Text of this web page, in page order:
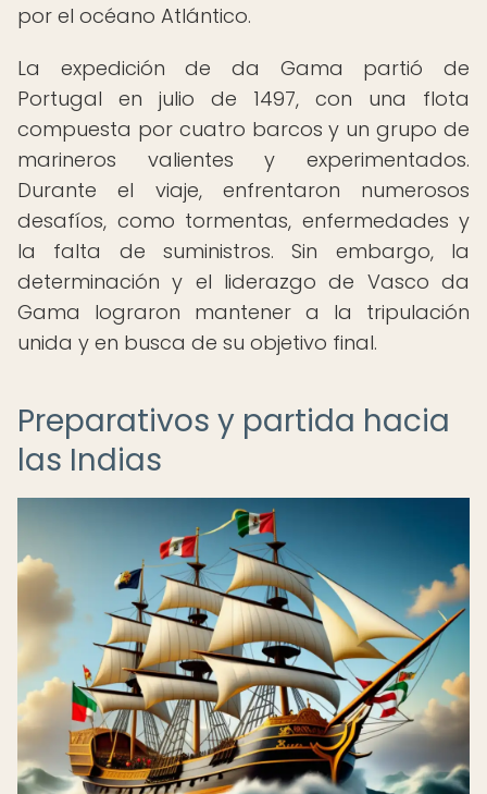
por el océano Atlántico.
La expedición de da Gama partió de
Portugal en julio de 1497, con una flota
compuesta por cuatro barcos y un grupo de
marineros valientes y experimentados.
Durante el viaje, enfrentaron numerosos
desafíos, como tormentas, enfermedades y
la falta de suministros. Sin embargo, la
determinación y el liderazgo de Vasco da
Gama lograron mantener a la tripulación
unida y en busca de su objetivo final.
Preparativos y partida hacia
las Indias